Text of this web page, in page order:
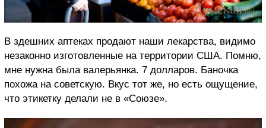
В здешних аптеках продают наши лекарства, видимо
незаконно изготовленные на территории США. Помню,
мне нужна была валерьянка. 7 долларов. Баночка
похожа на советскую. Вкус тот же, но есть ощущение,
что этикетку делали не в «Союзе».